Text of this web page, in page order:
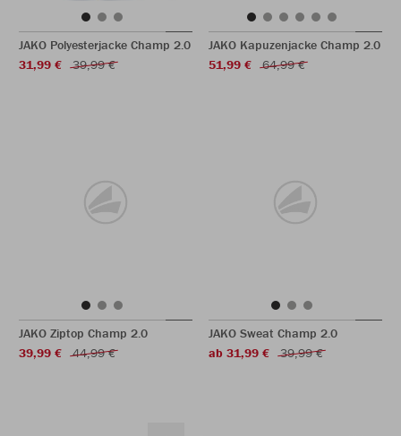
JAKO Polyesterjacke Champ 2.0
31,99 €
39,99 €
JAKO Kapuzenjacke Champ 2.0
51,99 €
64,99 €
JAKO Ziptop Champ 2.0
39,99 €
44,99 €
JAKO Sweat Champ 2.0
ab 31,99 €
39,99 €